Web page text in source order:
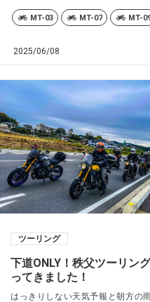
MT-09 MT-10 TRACER9 GT+
MT-03 MT-07 MT-
2025/06/08
ツーリング
下道ONLY！秩父ツーリン
ってきました！
はっきりしない天気予報と朝方の